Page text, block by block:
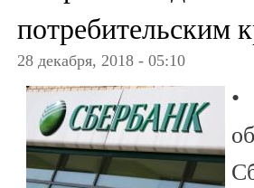
потребительским
28 декабря, 2018 - 05:10
•